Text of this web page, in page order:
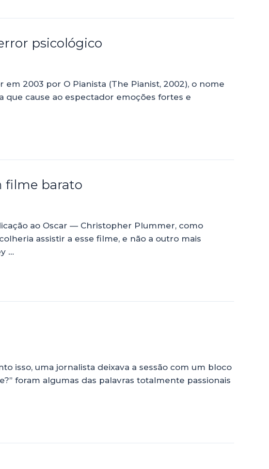
psicológico
2003 por O Pianista (The Pianist, 2002), o nome
que cause ao espectador emoções fortes e
filme barato
ao Oscar — Christopher Plummer, como
assistir a esse filme, e não a outro mais
…
isso, uma jornalista deixava a sessão com um bloco
foram algumas das palavras totalmente passionais